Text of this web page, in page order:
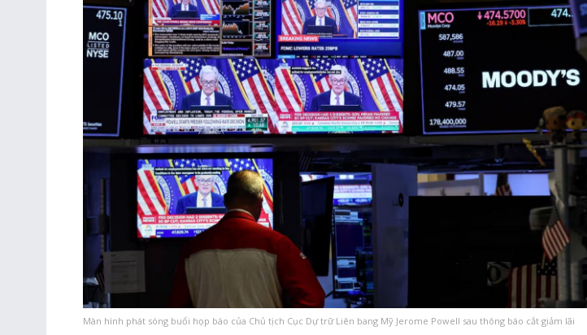
Màn hình phát sóng buổi họp báo của Chủ tịch Cục Dự trữ Liên bang Mỹ Jerome Powell sau thông báo cắt giảm lãi